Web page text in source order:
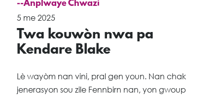
--Anplwaye Chwazi
5 me 2025
Twa kouwòn nwa pa
Kendare Blake
Lè wayòm nan vini, pral gen youn. Nan chak
jenerasyon sou zile Fennbirn nan, yon gwoup